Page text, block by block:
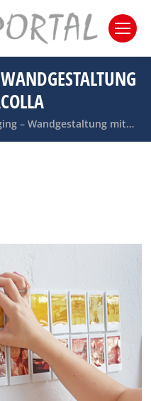
– Wandgestaltung mit…